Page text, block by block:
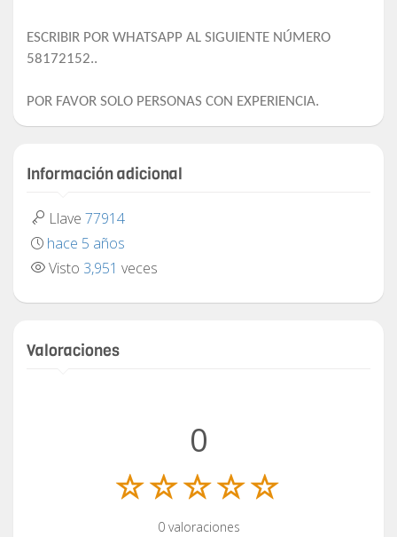
ESCRIBIR POR WHATSAPP AL SIGUIENTE NÚMERO
58172152..
POR FAVOR SOLO PERSONAS CON EXPERIENCIA.
Información adicional
Llave 77914
hace 5 años
Visto 3,951 veces
Valoraciones
0
0 valoraciones